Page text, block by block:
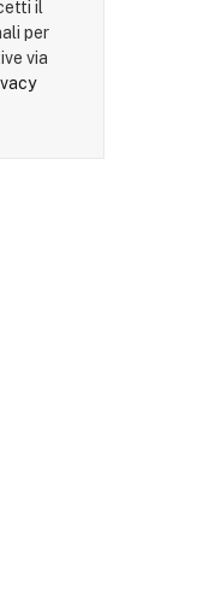
il
per
via